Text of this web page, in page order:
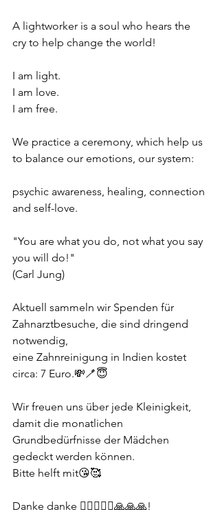
A lightworker is a soul who hears the
cry to help change the world!
I am light.
I am love.
I am free.
We practice a ceremony, which help us
to balance our emotions, our system:
psychic awareness, healing, connection
and self-love.
"You are what you do, not what you say
you will do!"
(Carl Jung)
Aktuell sammeln wir Spenden für
Zahnarztbesuche, die sind dringend
notwendig,
eine Zahnreinigung in Indien kostet
circa: 7 Euro.💸🪥😇
Wir freuen uns über jede Kleinigkeit,
damit die monatlichen
Grundbedürfnisse der Mädchen
gedeckt werden können.
Bitte helft mit😘🥰
Danke danke 🙋🏻‍♀️🙇‍♀️🙏🙏🙏!